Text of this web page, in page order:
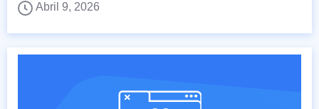
Abril 9, 2026